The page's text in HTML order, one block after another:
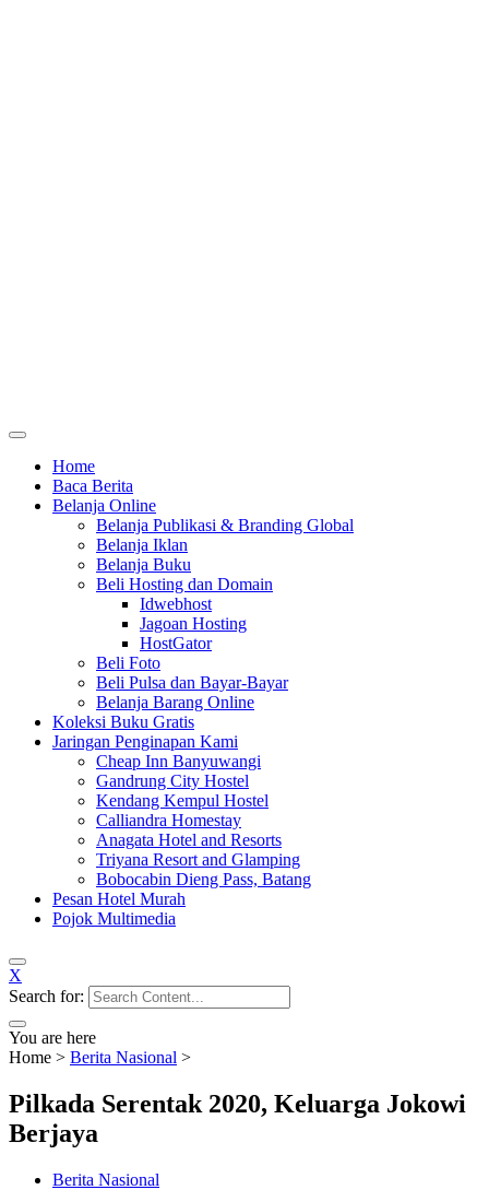
Home
Baca Berita
Belanja Online
Belanja Publikasi & Branding Global
Belanja Iklan
Belanja Buku
Beli Hosting dan Domain
Idwebhost
Jagoan Hosting
HostGator
Beli Foto
Beli Pulsa dan Bayar-Bayar
Belanja Barang Online
Koleksi Buku Gratis
Jaringan Penginapan Kami
Cheap Inn Banyuwangi
Gandrung City Hostel
Kendang Kempul Hostel
Calliandra Homestay
Anagata Hotel and Resorts
Triyana Resort and Glamping
Bobocabin Dieng Pass, Batang
Pesan Hotel Murah
Pojok Multimedia
X
Search for:
You are here
Home > Berita Nasional >
Pilkada Serentak 2020, Keluarga Jokowi
Berjaya
Berita Nasional